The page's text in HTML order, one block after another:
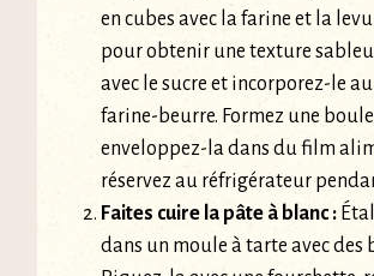
en cubes avec la farine et la
pour obtenir une texture
avec le sucre et incorporez-le
farine-beurre. Formez une
enveloppez-la dans du film
réservez au réfrigérateur
Faites cuire la pâte à blanc :
dans un moule à tarte avec des